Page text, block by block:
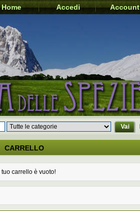
Home Accedi Account
Vai
CARRELLO
Il tuo carrello è vuoto!